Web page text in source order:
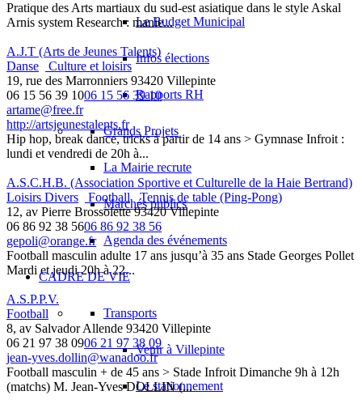
Le Budget Municipal
Infos élections
Rapports RH
Grands Projets
La Mairie recrute
Marchés publics
Agenda des événements
CADRE DE VIE
Transports
Venir à Villepinte
Le stationnement
Pratique des Arts martiaux du sud-est asiatique dans le style Askal
Arnis system Research : manie...
A.J.T (Arts de Jeunes Talents)
Danse
Culture et loisirs
19, rue des Marronniers 93420 Villepinte
06 15 56 39 1006 15 56 39 10
artame@free.fr
http://artsjeunestalents.fr
Hip hop, break dance, tricks à partir de 14 ans > Gymnase Infroit :
lundi et vendredi de 20h à...
A.S.C.H.B. (Association Sportive et Culturelle de la Haie Bertrand)
Loisirs Divers
Football
Tennis de table (Ping-Pong)
12, av Pierre Brossolette 93420 Villepinte
06 86 92 38 5606 86 92 38 56
gepoli@orange.fr
Football masculin adulte 17 ans jusqu’à 35 ans Stade Georges Pollet
Mardi et jeudi 20h à 22...
A.S.P.P.V.
Football
8, av Salvador Allende 93420 Villepinte
06 21 97 38 0906 21 97 38 09
jean-yves.dollin@wanadoo.fr
Football masculin + de 45 ans > Stade Infroit Dimanche 9h à 12h
(matchs) M. Jean-Yves DOLLIN (...